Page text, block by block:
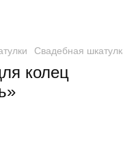
Свадебная
колец